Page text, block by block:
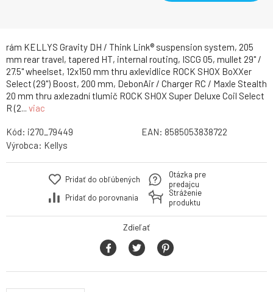
rám KELLYS Gravity DH / Think Link® suspension system, 205
mm rear travel, tapered HT, internal routing, ISCG 05, mullet 29" /
27.5" wheelset, 12x150 mm thru axlevidlice ROCK SHOX BoXXer
Select (29") Boost, 200 mm, DebonAir / Charger RC / Maxle Stealth
20 mm thru axlezadní tlumič ROCK SHOX Super Deluxe Coil Select
R (2... viac
Kód: i270_79449 EAN: 8585053838722
Výrobca: Kellys
Pridať do obľúbených
Pridať do porovnania
Otázka pre
predajcu
Stráženie
produktu
Zdieľať